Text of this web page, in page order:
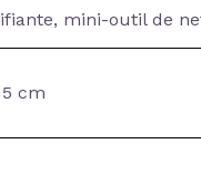
mini-outil de
cm